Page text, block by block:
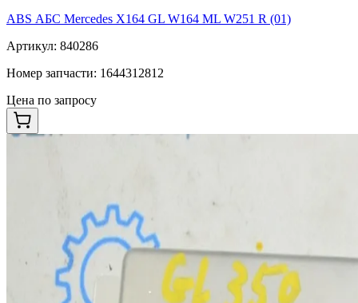
ABS АБС Mercedes X164 GL W164 ML W251 R (01)
Артикул: 840286
Номер запчасти: 1644312812
Цена по запросу